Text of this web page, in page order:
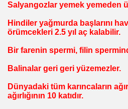
Salyangozlar yemek yemeden
Hindiler yağmurda başlarını
örümcekleri 2.5 yıl aç kalabilir.
Bir farenin spermi, filin
Balinalar geri geri yüzemezler.
Dünyadaki tüm karıncaların
ağırlığının 10 katıdır.